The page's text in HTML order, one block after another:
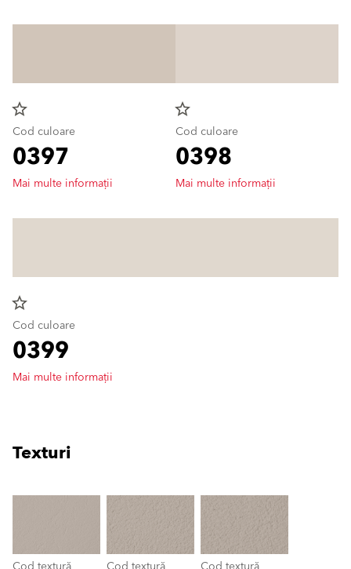
star_border
Cod culoare
0397
Mai multe informații
star_border
Cod culoare
0398
Mai multe informații
star_border
Cod culoare
0399
Mai multe informații
Texturi